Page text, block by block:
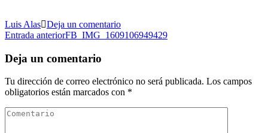
Luis Alas Deja un comentarioen
FB_IMG_1609106949429
Navegación
de
las
entradas
Entrada anteriorFB_IMG_1609106949429
Deja un comentario
Tu dirección de correo electrónico no será publicada. Los campos
obligatorios están marcados con *
Comentario